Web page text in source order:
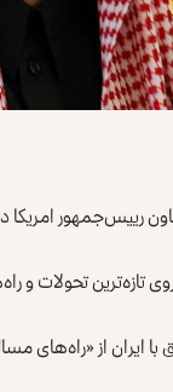
رییس‌جمهور امریکا
ثانی و ونس روز جمعه (۱۸ ثور) روی
ایران از «راه‌های